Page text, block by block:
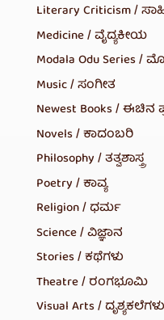
Literary Criticism /
Medicine / ವೈದ್ಯಕೀಯ
Modala Odu Series
Music / ಸಂಗೀತ
Newest Books / ಈಚಿನ
Novels / ಕಾದಂಬರಿ
Philosophy / ತತ್ವಶಾಸ್ತ್ರ
Poetry / ಕಾವ್ಯ
Religion / ಧರ್ಮ
Science / ವಿಜ್ಞಾನ
Stories / ಕಥೆಗಳು
Theatre / ರಂಗಭೂಮಿ
Visual Arts / ದೃಶ್ಯಕಲೆಗಳು